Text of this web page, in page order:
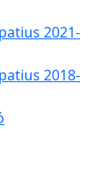
2021-
2018-